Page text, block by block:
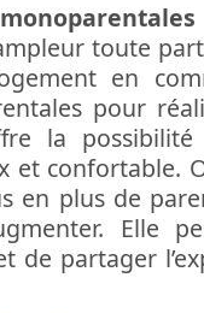
toute
en
pour
la
et confortable.
en plus de
Elle
de partager